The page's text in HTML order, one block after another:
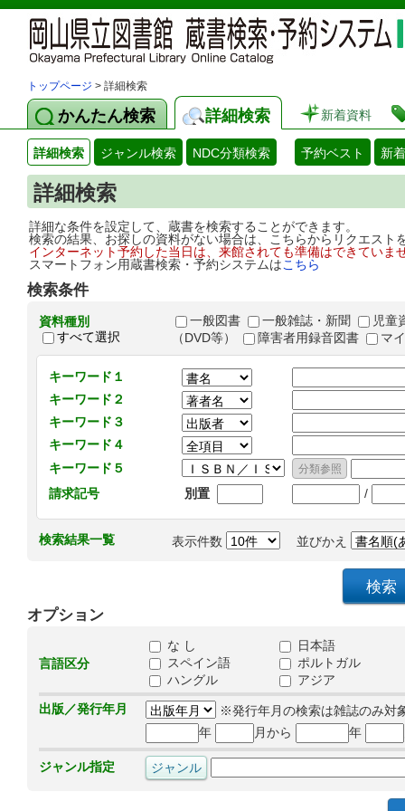
トップページ > 詳細検索
かんたん検索 詳細検索 新着資料
詳細検索 ジャンル検索 NDC分類検索 予約ベスト 新
詳細検索
詳細な条件を設定して、蔵書を検索することができます。
検索の結果、お探しの資料がない場合は、こちらからリクエス
インターネット予約した当日は、来館されても準備はできてい
スマートフォン用蔵書検索・予約システムはこちら
検索条件
資料種別
すべて選択
一般図書 一般雑誌・新聞
児童
（DVD等）
障害者用録音図書 マ
キーワード１
キーワード２
キーワード３
キーワード４
キーワード５
請求記号
別置 /
検索結果一覧 表示件数 並びかえ
オプション
言語区分
な し
日本語
スペイン語
ポルトガル
ハングル
アジア
出版／発行年月
※発行年月の検索は雑誌のみ対
年
月から 年
ジャンル指定